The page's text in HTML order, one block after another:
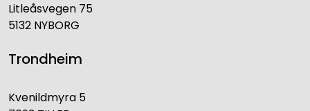
Litleåsvegen 75
5132 NYBORG
Trondheim
Kvenildmyra 5